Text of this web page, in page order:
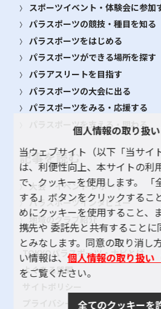
スポーツイベント・体験会に参加
パラスポーツの競技・種目を知る
パラスポーツをはじめる
パラスポーツができる場所を探す
パラアスリートを目指す
パラスポーツの大会に出る
パラスポーツをみる・応援する
パラスポーツを支える・関わる
記事を読む
大会・イベント レポート
パラスポーツインタビュー
地域のクラブ紹介
TOKYOパラスポーツ・ナビとは
よくある質問
プライバシーポリシー
個人情報の取り扱
当ウェブサイト（以下「当サイ
は、利便性向上、本サイトの利
で、クッキーを使用します。 「
する」ボタンをクリックするこ
めにクッキーを使用すること、
携先や 委託先と共有すること
とみなします。同意の取り消し
い情報は、個人情報の取り扱い
をご覧ください。
全てのクッキーを